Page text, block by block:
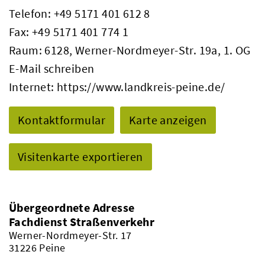
Telefon: +49 5171 401 612 8
Fax: +49 5171 401 774 1
Raum: 6128, Werner-Nordmeyer-Str. 19a, 1. OG
E-Mail schreiben
Internet: https://www.landkreis-peine.de/
Kontaktformular Karte anzeigen
Visitenkarte exportieren
Übergeordnete Adresse
Fachdienst Straßenverkehr
Werner-Nordmeyer-Str. 17
31226 Peine